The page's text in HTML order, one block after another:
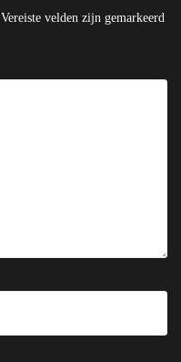
Vereiste velden zijn gemarkeerd